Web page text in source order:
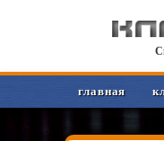
главная